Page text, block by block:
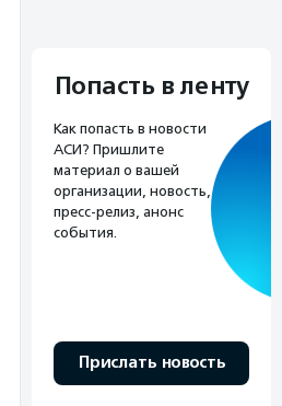
Попасть в ленту
Как попасть в новости
АСИ? Пришлите
материал о вашей
организации, новость,
пресс-релиз, анонс
события.
Прислать новость